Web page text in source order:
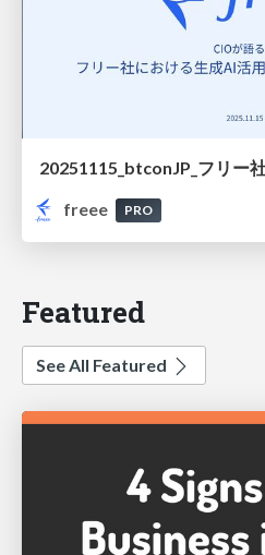
freee
PRO
Featured
See All Featured